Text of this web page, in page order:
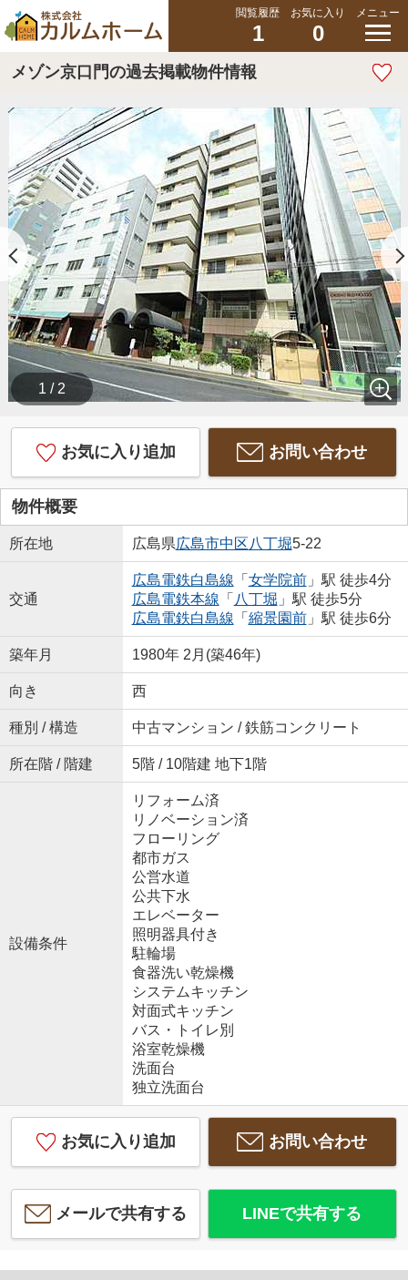
閲覧履歴
1
お気に入り
0
メニュー
メゾン京口門の過去掲載物件情報
1 / 2
お気に入り追加 お問い合わせ
物件概要
所在地 広島県広島市中区八丁堀5-22
交通
広島電鉄白島線 「 女学院前」駅 徒歩4分
広島電鉄本線 「 八丁堀 」駅 徒歩5分
広島電鉄白島線 「 縮景園前」駅 徒歩6分
築年月 1980年 2月(築46年)
向き 西
種別 / 構造 中古マンション / 鉄筋コンクリート
所在階 / 階建 5階 / 10階建 地下1階
設備条件
リフォーム済
リノベーション済
フローリング
都市ガス
公営水道
公共下水
エレベーター
照明器具付き
駐輪場
食器洗い乾燥機
システムキッチン
対面式キッチン
バス・トイレ別
浴室乾燥機
洗面台
独立洗面台
お気に入り追加 お問い合わせ
メールで共有する LINEで共有する